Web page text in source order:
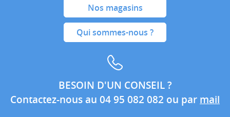
Nos magasins
Qui sommes-nous ?
BESOIN D'UN CONSEIL ?
Contactez-nous au 04 95 082 082 ou par mail